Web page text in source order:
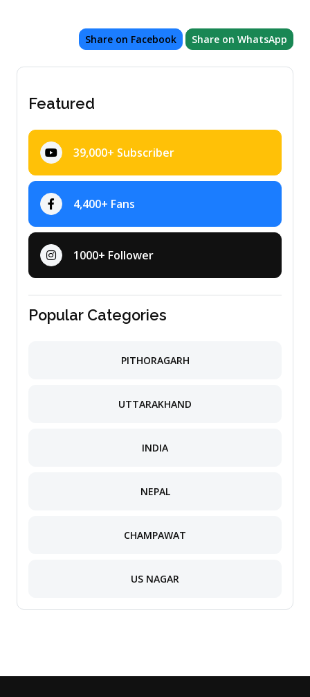
Share on Facebook Share on WhatsApp
Featured
39,000+ Subscriber
4,400+ Fans
1000+ Follower
Popular Categories
PITHORAGARH
UTTARAKHAND
INDIA
NEPAL
CHAMPAWAT
US NAGAR